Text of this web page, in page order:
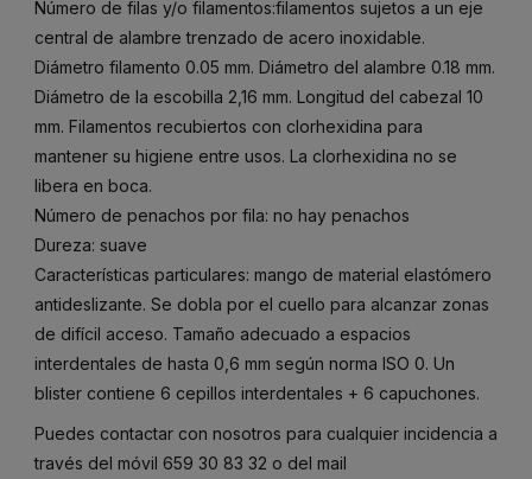
Número de filas y/o filamentos:filamentos sujetos a un eje
central de alambre trenzado de acero inoxidable.
Diámetro filamento 0.05 mm. Diámetro del alambre 0.18 mm.
Diámetro de la escobilla 2,16 mm. Longitud del cabezal 10
mm. Filamentos recubiertos con clorhexidina para
mantener su higiene entre usos. La clorhexidina no se
libera en boca.
Número de penachos por fila: no hay penachos
Dureza: suave
Características particulares: mango de material elastómero
antideslizante. Se dobla por el cuello para alcanzar zonas
de difícil acceso. Tamaño adecuado a espacios
interdentales de hasta 0,6 mm según norma ISO 0. Un
blister contiene 6 cepillos interdentales + 6 capuchones.
Puedes contactar con nosotros para cualquier incidencia a
través del móvil 659 30 83 32 o del mail